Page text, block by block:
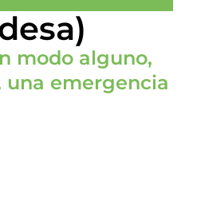
modo alguno,
una emergencia